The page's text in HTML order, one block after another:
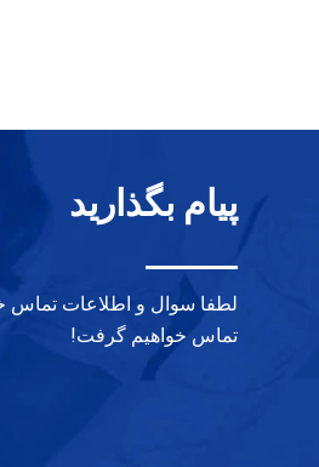
پیام بگذارید
لطفا سوال و اطلاعات تماس
تماس خواهیم گرفت!